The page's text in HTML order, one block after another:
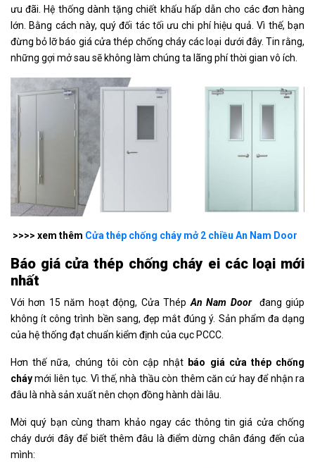
ưu đãi. Hệ thống dành tặng chiết khấu hấp dẫn cho các đơn hàng
lớn. Bằng cách này, quý đối tác tối ưu chi phí hiệu quả. Vì thế, bạn
đừng bỏ lỡ báo giá cửa thép chống cháy các loại dưới đây. Tin rằng,
những gợi mở sau sẽ không làm chúng ta lãng phí thời gian vô ích.
>>>> xem thêm Cửa thép chống cháy mở 2 chiều An Nam Door
Báo giá cửa thép chống cháy ei các loại mới
nhất
Với hơn 15 năm hoạt động, Cửa ThépAn Nam Door
đang giúp
không ít công trình bền sang, đẹp mắt đúng ý. Sản phẩm đa dạng
của hệ thống đạt chuẩn kiểm định của cục PCCC.
Hơn thế nữa, chúng tôi còn cập nhật báo giá cửa thép chống
cháymới liên tục. Vì thế, nhà thầu còn thêm căn cứ hay để nhận ra
đâu là nhà sản xuất nên chọn đồng hành dài lâu.
Mời quý bạn cùng tham khảo ngay các thông tin giá cửa chống
cháy dưới đây để biết thêm đâu là điểm dừng chân đáng đến của
mình: